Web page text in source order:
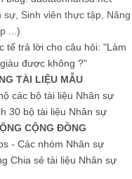
sự, Sinh viên thực tập, Nâng
...)
tế trả lời cho câu hỏi: "Làm
được không ?"
TÀI LIỆU MẪU
các bộ tài liệu Nhân sự
30 bộ tài liệu Nhân sự
CỘNG ĐỒNG
- Các nhóm Nhân sự
Chia sẻ tài liệu Nhân sự